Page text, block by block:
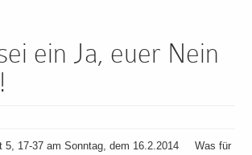
ein Ja, euer Nein
5, 17-37 am Sonntag, dem 16.2.2014 Was für